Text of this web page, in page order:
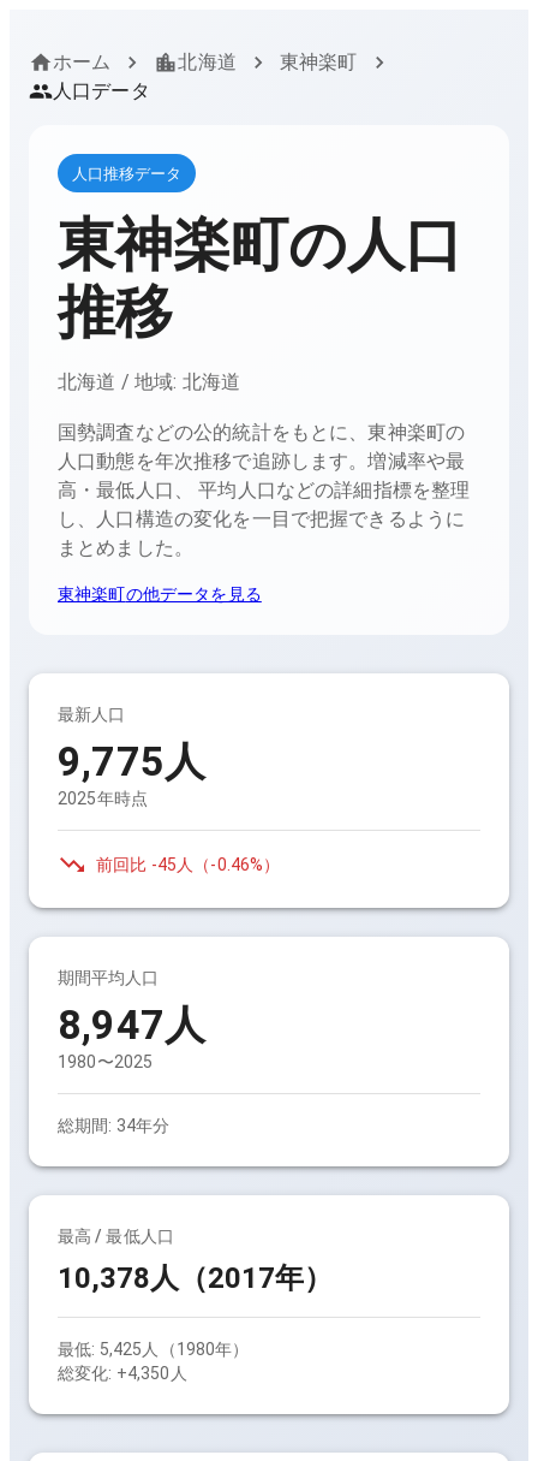
ホーム 北海道
東神楽町
人口データ
人口推移データ
東神楽町の人口
推移
北海道 / 地域: 北海道
国勢調査などの公的統計をもとに、東神楽町の
人口動態を年次推移で追跡します。増減率や最
高・最低人口、 平均人口などの詳細指標を整理
し、人口構造の変化を一目で把握できるように
まとめました。
東神楽町の他データを見る
最新人口
9,775人
2025年時点
前回比 -45人 （-0.46%）
期間平均人口
8,947人
1980〜2025
総期間: 34年分
最高 / 最低人口
10,378人（2017年）
最低: 5,425人（1980年）
総変化: +4,350人